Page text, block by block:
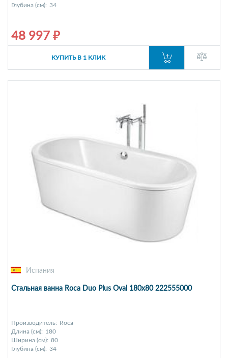
Глубина (см): 34
48 997 ₽
КУПИТЬ В 1 КЛИК
Испания
Стальная ванна Roca Duo Plus Oval 180x80 222555000
Производитель: Roca
Длина (см): 180
Ширина (см): 80
Глубина (см): 34